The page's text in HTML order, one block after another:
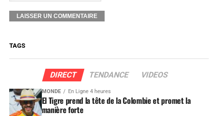
TAGS
DIRECT TENDANCE VIDEOS
MONDE En Ligne 4 heures
El Tigre prend la tête de la Colombie et promet la
manière forte